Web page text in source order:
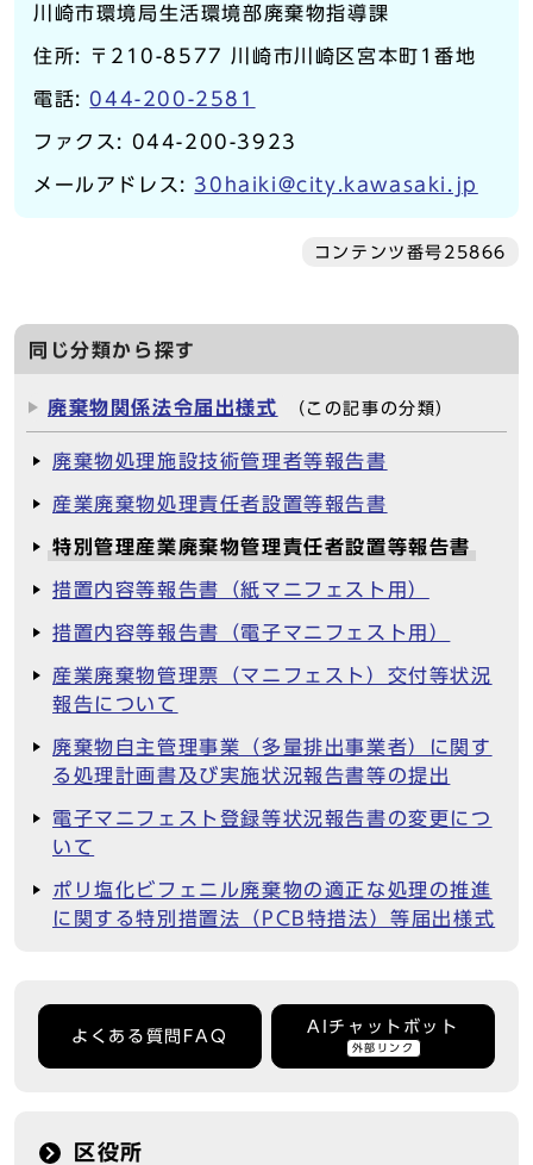
川崎市環境局生活環境部廃棄物指導課
住所: 〒210-8577 川崎市川崎区宮本町1番地
電話: 044-200-2581
ファクス: 044-200-3923
メールアドレス: 30haiki@city.kawasaki.jp
コンテンツ番号25866
同じ分類から探す
廃棄物関係法令届出様式 （この記事の分類）
廃棄物処理施設技術管理者等報告書
産業廃棄物処理責任者設置等報告書
特別管理産業廃棄物管理責任者設置等報告書
措置内容等報告書（紙マニフェスト用）
措置内容等報告書（電子マニフェスト用）
産業廃棄物管理票（マニフェスト）交付等状況
報告について
廃棄物自主管理事業（多量排出事業者）に関す
る処理計画書及び実施状況報告書等の提出
電子マニフェスト登録等状況報告書の変更につ
いて
ポリ塩化ビフェニル廃棄物の適正な処理の推進
に関する特別措置法（PCB特措法）等届出様式
よくある質問FAQ
AIチャットボット
外部リンク
区役所